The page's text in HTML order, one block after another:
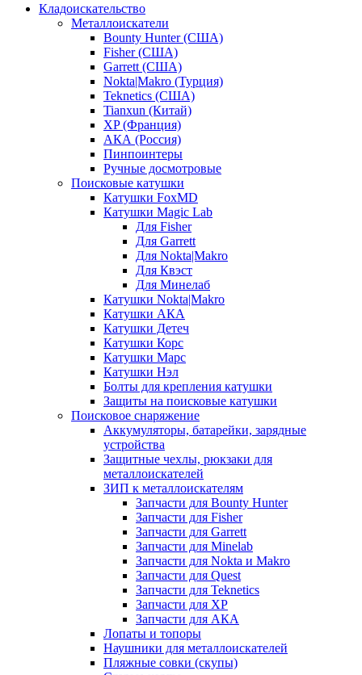
Кладоискательство
Металлоискатели
Bounty Hunter (США)
Fisher (США)
Garrett (США)
Nokta|Makro (Турция)
Teknetics (США)
Tianxun (Китай)
XP (Франция)
АКА (Россия)
Пинпоинтеры
Ручные досмотровые
Поисковые катушки
Катушки FoxMD
Катушки Magic Lab
Для Fisher
Для Garrett
Для Nokta|Makro
Для Квэст
Для Минелаб
Катушки Nokta|Makro
Катушки АКА
Катушки Детеч
Катушки Корс
Катушки Марс
Катушки Нэл
Болты для крепления катушки
Защиты на поисковые катушки
Поисковое снаряжение
Аккумуляторы, батарейки, зарядные
устройства
Защитные чехлы, рюкзаки для
металлоискателей
ЗИП к металлоискателям
Запчасти для Bounty Hunter
Запчасти для Fisher
Запчасти для Garrett
Запчасти для Minelab
Запчасти для Nokta и Makro
Запчасти для Quest
Запчасти для Teknetics
Запчасти для XP
Запчасти для АКА
Лопаты и топоры
Наушники для металлоискателей
Пляжные совки (скупы)